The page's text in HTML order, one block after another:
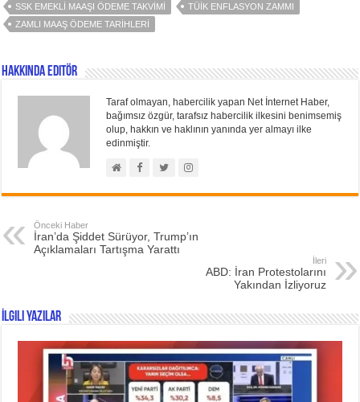
SSK EMEKLI MAAŞI ÖDEME TAKVIMI
TÜİK ENFLASYON ZAMMI
ZAMLI MAAŞ ÖDEME TARIHLERI
Hakkında Editör
Taraf olmayan, habercilik yapan Net İnternet Haber,
bağımsız özgür, tarafsız habercilik ilkesini benimsemiş
olup, hakkın ve haklının yanında yer almayı ilke
edinmiştir.
Önceki Haber
İran’da Şiddet Sürüyor, Trump’ın
Açıklamaları Tartışma Yarattı
İleri
ABD: İran Protestolarını
Yakından İzliyoruz
İlgili Yazılar